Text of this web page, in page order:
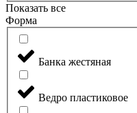
Показать все
Форма
Банка жестяная
Ведро пластиковое